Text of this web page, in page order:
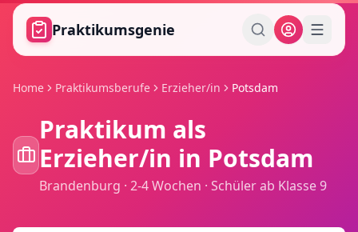
Zum Hauptinhalt springen
Praktikumsgenie
Home Praktikumsberufe Erzieher/in Potsdam
Praktikum als
Erzieher/in in Potsdam
Brandenburg ·2-4 Wochen ·Schüler ab Klasse 9